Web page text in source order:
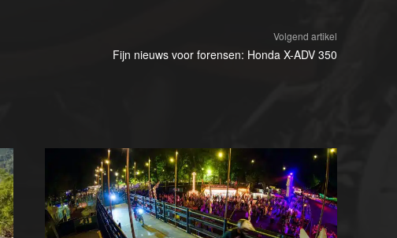
Volgend artikel
Fijn nieuws voor forensen: Honda X-ADV 350